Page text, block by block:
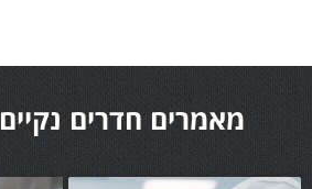
מאמרים חדרים